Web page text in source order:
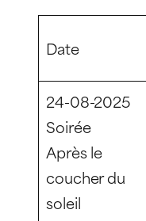
Date
24-08-2025
Soirée
Après le
coucher du
soleil